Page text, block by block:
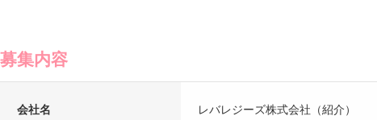
募集内容
会社名 レバレジーズ株式会社（紹介）